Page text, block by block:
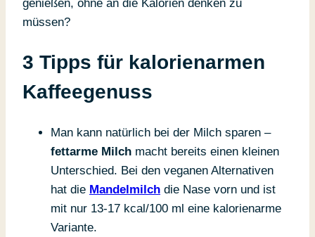
genießen, ohne an die Kalorien denken zu
müssen?
3 Tipps für kalorienarmen
Kaffeegenuss
Man kann natürlich bei der Milch sparen –
fettarme Milch macht bereits einen kleinen
Unterschied. Bei den veganen Alternativen
hat die Mandelmilch die Nase vorn und ist
mit nur 13-17 kcal/100 ml eine kalorienarme
Variante.